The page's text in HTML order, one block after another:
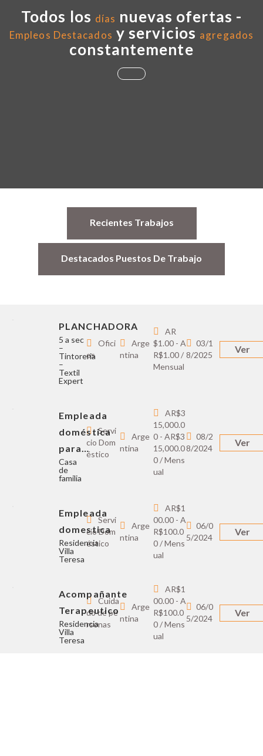
Todos los días nuevas ofertas -
Empleos Destacados y servicios agregados
constantemente
Recientes Trabajos
Destacados Puestos De Trabajo
PLANCHADORA
5 a sec
–
Tintoreria
–
Textil
Expert
Ofici
os
Arge
ntina
AR
$1.00 - A
R$1.00 /
Mensual
03/1
8/2025
Ver
Empleada
doméstica
para…
Casa
de
familia
Servi
cio Dom
éstico
Arge
ntina
AR$3
15,000.0
0 - AR$3
15,000.0
0 / Mens
ual
08/2
8/2024
Ver
Empleada
domestica
Residencia
Villa
Teresa
Servi
cio Dom
éstico
Arge
ntina
AR$1
00.00 - A
R$100.0
0 / Mens
ual
06/0
5/2024
Ver
Acompañante
Terapeutico
Residencia
Villa
Teresa
Cuida
do de pe
rsonas
Arge
ntina
AR$1
00.00 - A
R$100.0
0 / Mens
ual
06/0
5/2024
Ver